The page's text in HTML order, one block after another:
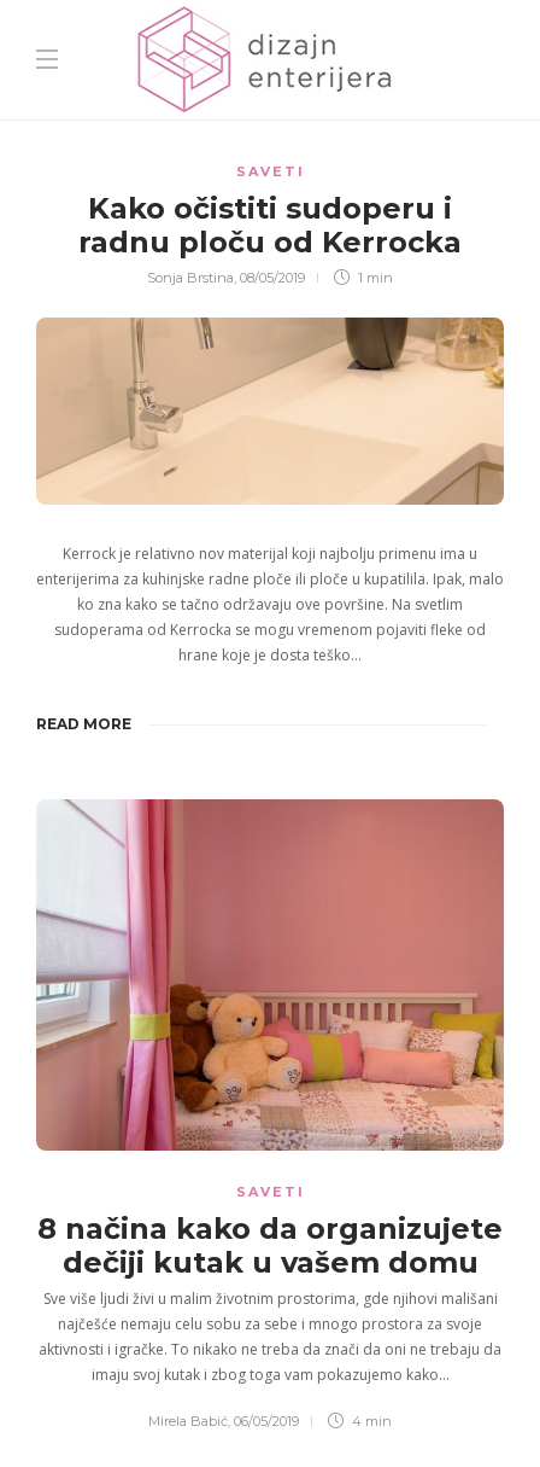
SAVETI
Kako očistiti sudoperu i
radnu ploču od Kerrocka
Sonja Brstina, 08/05/2019 1 min
Kerrock je relativno nov materijal koji najbolju primenu ima u
enterijerima za kuhinjske radne ploče ili ploče u kupatilila. Ipak, malo
ko zna kako se tačno održavaju ove površine. Na svetlim
sudoperama od Kerrocka se mogu vremenom pojaviti fleke od
hrane koje je dosta teško…
READ MORE
SAVETI
8 načina kako da organizujete
dečiji kutaku vašem domu
Sve više ljudi živi u malim životnim prostorima, gde njihovi mališani
najčešće nemaju celu sobu za sebe i mnogo prostora za svoje
aktivnosti i igračke. To nikako ne treba da znači da oni ne trebaju da
imaju svoj kutak i zbog toga vam pokazujemo kako…
Mirela Babić, 06/05/2019 4 min